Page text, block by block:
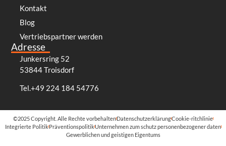
Kontakt
Blog
Vertriebspartner werden
Adresse
Junkersring 52
53844 Troisdorf
Tel.+49 224 184 54776
©2025 Copyright. Alle Rechte vorbehaltenDatenschutzerklärungCookie-ritchlinie
Integrierte PolitikPräventionspolitikUnternehmen zum schutz personenbezogener daten
Gewerblichen und geistigen Eigentums